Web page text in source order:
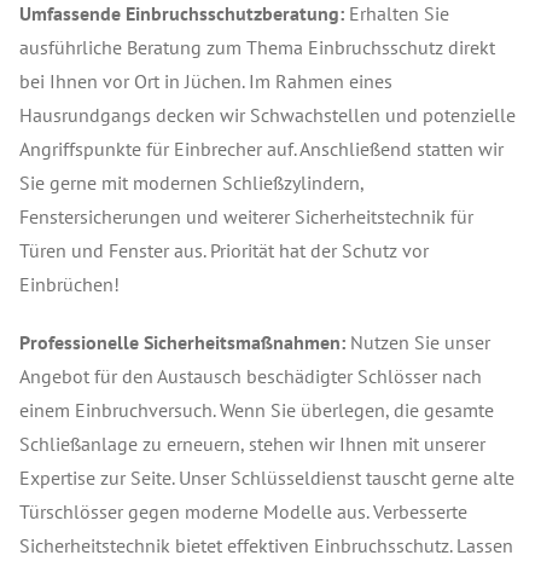
Umfassende Einbruchsschutzberatung: Erhalten Sie
ausführliche Beratung zum Thema Einbruchsschutz direkt
bei Ihnen vor Ort in Jüchen. Im Rahmen eines
Hausrundgangs decken wir Schwachstellen und potenzielle
Angriffspunkte für Einbrecher auf. Anschließend statten wir
Sie gerne mit modernen Schließzylindern,
Fenstersicherungen und weiterer Sicherheitstechnik für
Türen und Fenster aus. Priorität hat der Schutz vor
Einbrüchen!
Professionelle Sicherheitsmaßnahmen: Nutzen Sie unser
Angebot für den Austausch beschädigter Schlösser nach
einem Einbruchversuch. Wenn Sie überlegen, die gesamte
Schließanlage zu erneuern, stehen wir Ihnen mit unserer
Expertise zur Seite. Unser Schlüsseldienst tauscht gerne alte
Türschlösser gegen moderne Modelle aus. Verbesserte
Sicherheitstechnik bietet effektiven Einbruchsschutz. Lassen